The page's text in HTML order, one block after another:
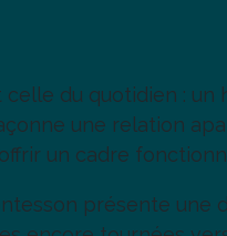
du quotidien :
une relation
un cadre
présente une